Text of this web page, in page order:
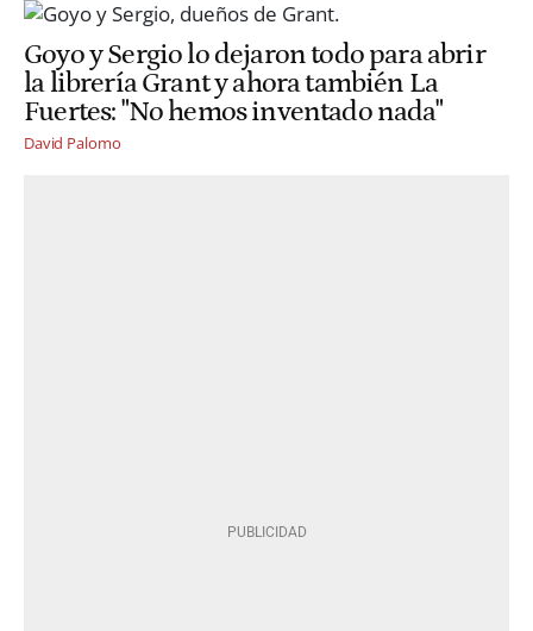
Goyo y Sergio lo dejaron todo para abrir
la librería Grant y ahora también La
Fuertes: "No hemos inventado nada"
David Palomo